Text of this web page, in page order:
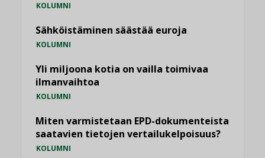
KOLUMNI
Sähköistäminen säästää euroja
KOLUMNI
Yli miljoona kotia on vailla toimivaa
ilmanvaihtoa
KOLUMNI
Miten varmistetaan EPD-dokumenteista
saatavien tietojen vertailukelpoisuus?
KOLUMNI